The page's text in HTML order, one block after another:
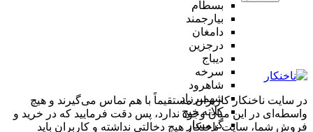
بسطام
بیارجمند
دامغان
درجزین
دیباج
سرخه
شاهرود
شهمیرزاد
کلاته خیج
گرمسار
در سایت ناخنکار کاربران مستقیماً با هم تماس می‌گیرند و هیچ
واسطه‌ای در این میان وجود ندارد، پس دقت فرمایید که در خرید و
فروشِ شما، سایت ناخنکار هیچ دخالتی نداشته و کاربران باید